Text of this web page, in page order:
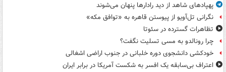
پهپادهای شاهد از دید رادارها پنهان می‌شوند
نگرانی تل‌آویو از پیوستن قاهره به «توافق مکه»
تظاهرات گسترده در سئوتا
چرا رونالدو به مسی تسلیت نگفت؟
خودکشی دانشجوی دوره خلبانی در جنوب اراضی اشغالی
اعتراف بی‌سابقه یک افسر به شکست آمریکا در برابر ایران